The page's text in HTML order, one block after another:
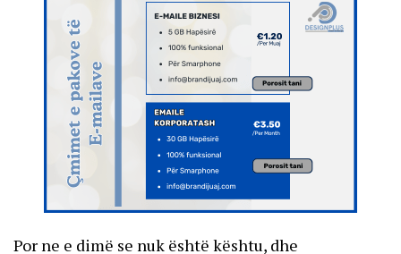
Por ne e dimë se nuk është kështu, dhe